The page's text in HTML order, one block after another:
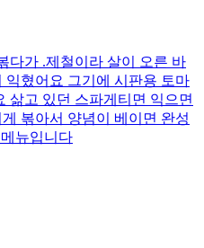
다가 .제철이라 살이 오른 바
혔어요 그기에 시판용 토마
삶고 있던 스파게티면 익으면
볶아서 양념이 베이면 완성
뉴입니다